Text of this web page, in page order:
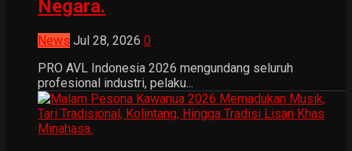
Negara.
News Jul 28, 2026 0
PRO AVL Indonesia 2026 mengundang seluruh
profesional industri, pelaku...